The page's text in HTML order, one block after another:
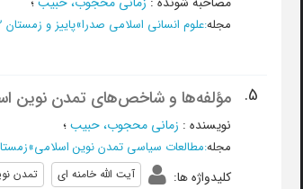
مجله:علوم انسانی اسلامی صدرا»پاییز و زمستان 1402 - شماره 46 و 47
5. مؤلفه‌ها و شاخص‌های تمدن نوین
نویسنده : زمانی محجوب، حبیب؛
مجله:مطالعات سیاسی تمدن نوین اسلامی»زمستان 1401 -
کلیدواژه ها: آیت الله خامنه ای تمدن